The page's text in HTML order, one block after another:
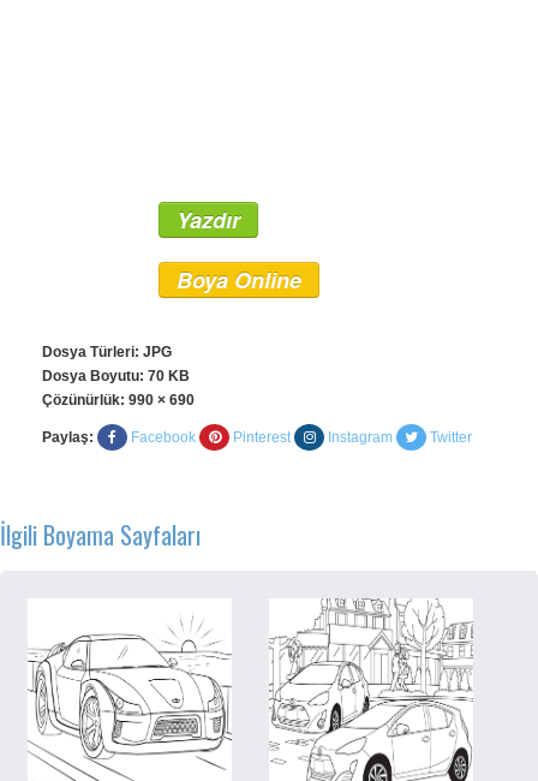
Yazdır
Boya Online
Dosya Türleri: JPG
Dosya Boyutu: 70 KB
Çözünürlük: 990 × 690
Paylaş: Facebook Pinterest Instagram Twitter
İlgili Boyama Sayfaları